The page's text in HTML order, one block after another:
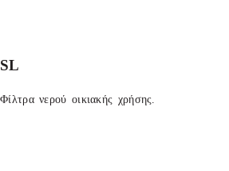
SL
Φίλτρα νερού οικιακής χρήσης.